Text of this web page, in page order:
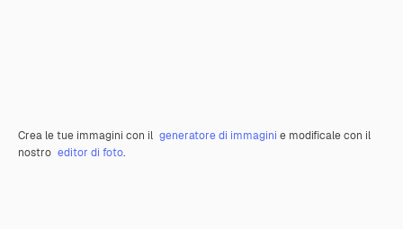
Crea le tue immagini con il generatore di immagini e modificale con il
nostro editor di foto.